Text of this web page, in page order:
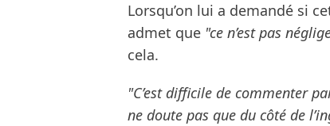
Lorsqu’on lui a demandé si
admet que "ce n’est pas
cela.
"C’est difficile de commenter
ne doute pas que du côté de